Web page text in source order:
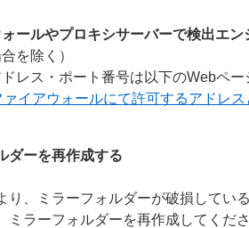
ールやプロキシサーバーで検出エ
を除く）
レス・ポート番号は以下のWebペ
ァイアウォールにて許可するアドレ
ダーを再作成する
り、ミラーフォルダーが破損してい
ミラーフォルダーを再作成してくだ